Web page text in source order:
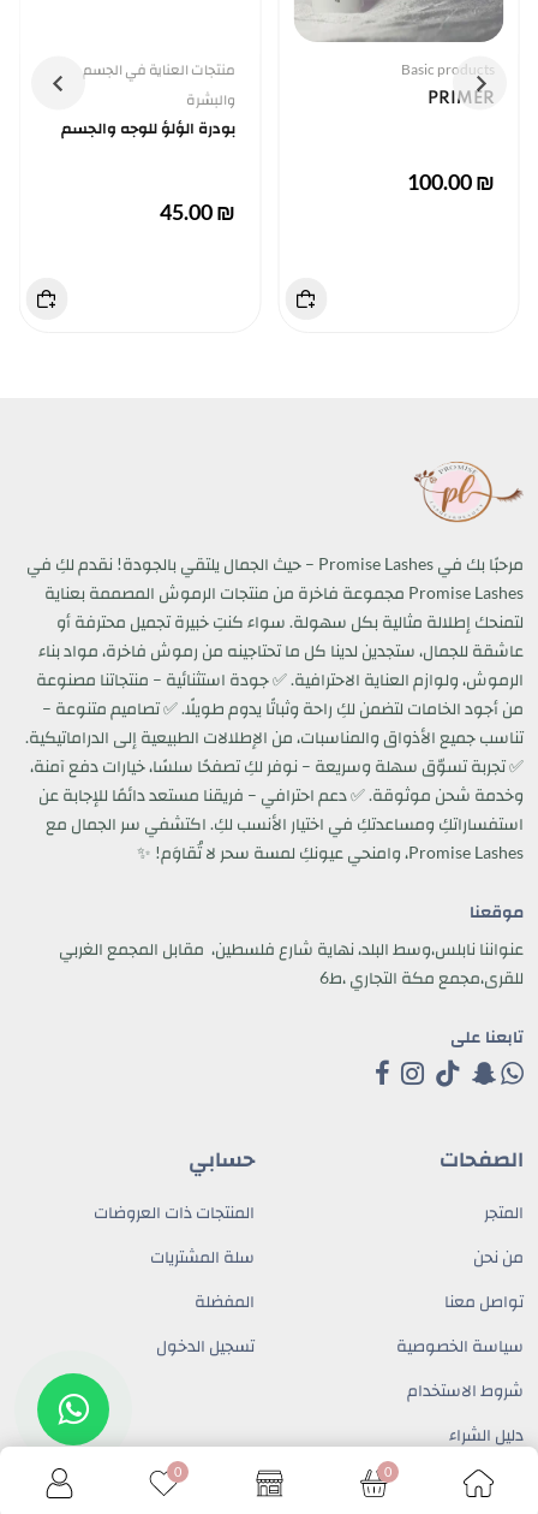
0
0
Basic products
PRIMER
₪ 100.00
منتجات العناية في الجسم
والبشرة
بودرة الؤلؤ للوجه والجسم
₪ 45.00
تواصل معنا
مرحبًا بك في Promise Lashes – حيث الجمال يلتقي بالجودة! نقدم لكِ في
Promise Lashes مجموعة فاخرة من منتجات الرموش المصممة بعناية
لتمنحك إطلالة مثالية بكل سهولة. سواء كنتِ خبيرة تجميل محترفة أو
عاشقة للجمال، ستجدين لدينا كل ما تحتاجينه من رموش فاخرة، مواد بناء
الرموش، ولوازم العناية الاحترافية. ✅ جودة استثنائية – منتجاتنا مصنوعة
من أجود الخامات لتضمن لكِ راحة وثباتًا يدوم طويلًا. ✅ تصاميم متنوعة –
تناسب جميع الأذواق والمناسبات، من الإطلالات الطبيعية إلى الدراماتيكية.
✅ تجربة تسوّق سهلة وسريعة – نوفر لكِ تصفحًا سلسًا، خيارات دفع آمنة،
وخدمة شحن موثوقة. ✅ دعم احترافي – فريقنا مستعد دائمًا للإجابة عن
استفساراتكِ ومساعدتكِ في اختيار الأنسب لكِ. اكتشفي سر الجمال مع
Promise Lashes، وامنحي عيونكِ لمسة سحر لا تُقاوَم! ✨
موقعنا
عنواننا نابلس،وسط البلد، نهاية شارع فلسطين، مقابل المجمع الغربي
للقرى،مجمع مكة التجاري ،ط6
تابعنا على
الصفحات
المتجر
من نحن
تواصل معنا
سياسة الخصوصية
شروط الاستخدام
دليل الشراء
حسابي
المنتجات ذات العروضات
سلة المشتريات
المفضلة
تسجيل الدخول